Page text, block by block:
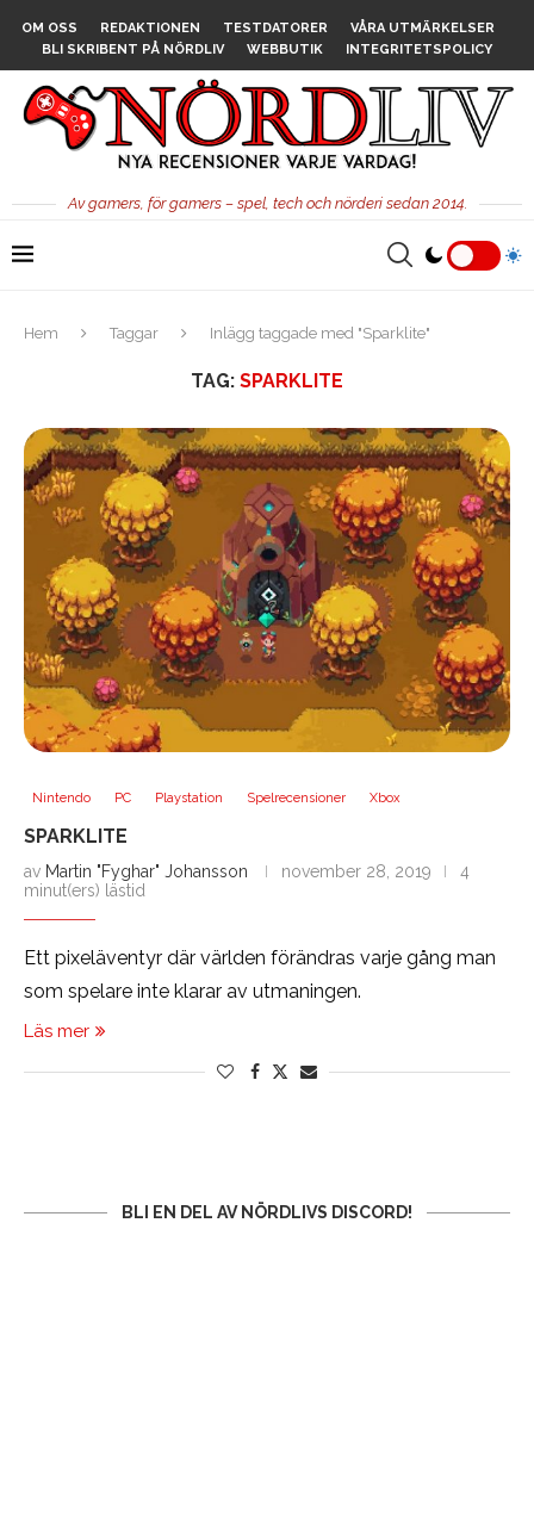
OM OSS REDAKTIONEN TESTDATORER
VÅRA UTMÄRKELSER
BLI SKRIBENT PÅ NÖRDLIV
WEBBUTIK INTEGRITETSPOLICY
Av gamers, för gamers – spel, tech och nörderi sedan 2014.
Hem Taggar Inlägg taggade med "Sparklite"
TAG: SPARKLITE
Nintendo PC Playstation Spelrecensioner Xbox
SPARKLITE
av Martin "Fyghar" Johansson november 28, 2019
4
minut(ers) lästid
Ett pixeläventyr där världen förändras varje gång man
som spelare inte klarar av utmaningen.
Läs mer
BLI EN DEL AV NÖRDLIVS DISCORD!